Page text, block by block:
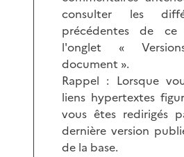
consulter les
précédentes de
l'onglet «
document ».
Rappel : Lorsque
liens hypertextes
vous êtes redirigés
dernière version
de la base.